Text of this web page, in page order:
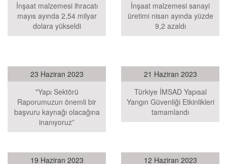
İnşaat malzemesi ihracatı
mayıs ayında 2,54 milyar
dolara yükseldi
İnşaat malzemesi sanayi
üretimi nisan ayında yüzde
9,2 azaldı
23 Haziran 2023
"Yapı Sektörü
Raporumuzun önemli bir
başvuru kaynağı olacağına
inanıyoruz”
21 Haziran 2023
Türkiye İMSAD Yapısal
Yangın Güvenliği Etkinlikleri
tamamlandı
19 Haziran 2023
12 Haziran 2023